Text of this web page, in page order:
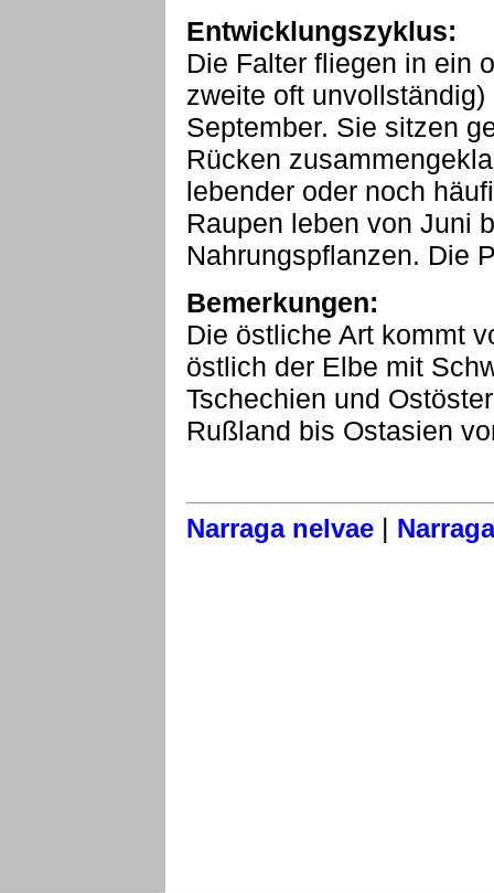
Entwicklungszyklus:
Die Falter fliegen in ein
zweite oft
September. Sie sitzen
Rücken
lebender oder noch
Raupen leben von Juni
Nahrungspflanzen. Die
Bemerkungen:
Die östliche Art kommt
östlich der Elbe mit
Tschechien und
Rußland bis Ostasien
Narraga nelvae |